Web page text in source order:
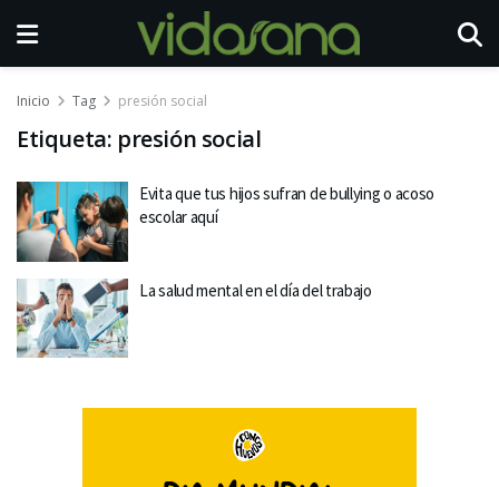
Inicio Tag presión social
Etiqueta: presión social
Evita que tus hijos sufran de bullying o acoso
escolar aquí
La salud mental en el día del trabajo